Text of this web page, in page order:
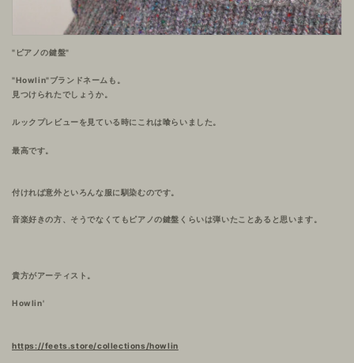
"ピアノの鍵盤"
"Howlin"ブランドネームも。
見つけられたでしょうか。
ルックプレビューを見ている時にこれは喰らいました。
最高です。
付ければ意外といろんな服に馴染むのです。
音楽好きの方、そうでなくてもピアノの鍵盤くらいは弾いたことあると思います。
貴方がアーティスト。
Howlin'
https://feets.store/collections/howlin